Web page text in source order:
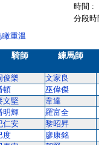
時間 :
分段
瞰重溫
騎師 練馬師
俊樂 文家良
頓 巫偉傑
文堅 韋達
明輝 羅富全
仁安 黎昭昇
度 廖康銘